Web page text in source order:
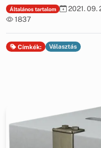
Általános tartalom 2021. 09.
1837
Címkék: Választás